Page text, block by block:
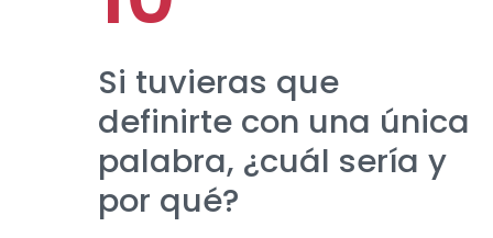
Si tuvieras que
definirte con una única
palabra, ¿cuál sería y
por qué?